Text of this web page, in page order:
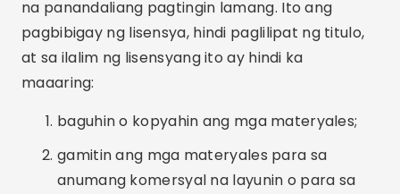
na panandaliang pagtingin lamang. Ito ang
pagbibigay ng lisensya, hindi paglilipat ng titulo,
at sa ilalim ng lisensyang ito ay hindi ka
maaaring:
baguhin o kopyahin ang mga materyales;
gamitin ang mga materyales para sa
anumang komersyal na layunin o para sa